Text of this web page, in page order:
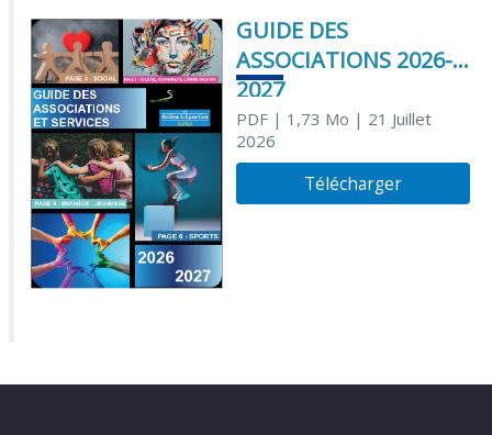
GUIDE DES
ASSOCIATIONS 2026-
2027
PDF| 1,73 Mo | 21 Juillet
2026
Télécharger